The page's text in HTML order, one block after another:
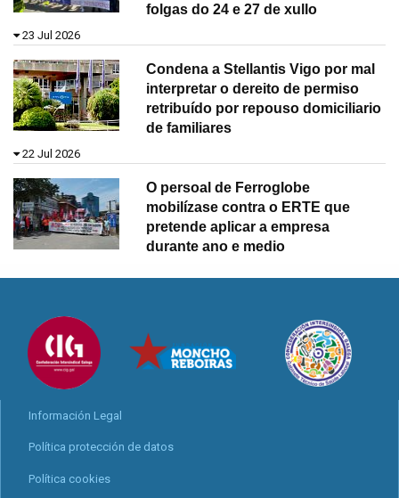
folgas do 24 e 27 de xullo
23 Jul 2026
Condena a Stellantis Vigo por mal
interpretar o dereito de permiso
retribuído por repouso domiciliario
de familiares
22 Jul 2026
O persoal de Ferroglobe
mobilízase contra o ERTE que
pretende aplicar a empresa
durante ano e medio
Información Legal
Política protección de datos
Política cookies